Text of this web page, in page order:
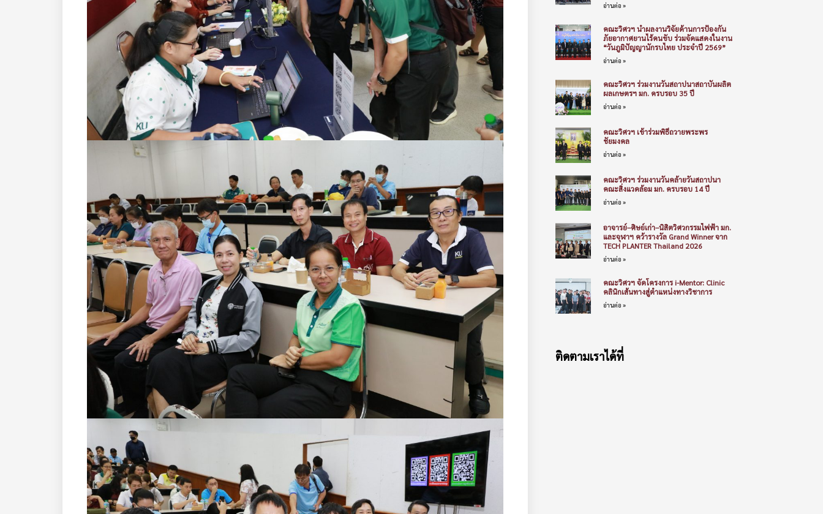
อ่านต่อ »
คณะวิศวฯ นำผลงานวิจัยด้านการป้องกัน
ภัยอากาศยานไร้คนขับ ร่วมจัดแสดงในงาน
“วันภูมิปัญญานักรบไทย ประจำปี 2569”
อ่านต่อ »
คณะวิศวฯ ร่วมงานวันสถาปนาสถาบันผลิต
ผลเกษตรฯ มก. ครบรอบ 35 ปี
อ่านต่อ »
คณะวิศวฯ เข้าร่วมพิธีถวายพระพร
ชัยมงคล
อ่านต่อ »
คณะวิศวฯ ร่วมงานวันคล้ายวันสถาปนา
คณะสิ่งแวดล้อม มก. ครบรอบ 14 ปี
อ่านต่อ »
อาจารย์–ศิษย์เก่า–นิสิตวิศวกรรมไฟฟ้า มก.
และจุฬาฯ คว้ารางวัล Grand Winner จาก
TECH PLANTER Thailand 2026
อ่านต่อ »
คณะวิศวฯ จัดโครงการ i-Mentor: Clinic
คลินิกเส้นทางสู่ตำแหน่งทางวิชาการ
อ่านต่อ »
ติดตามเราได้ที่